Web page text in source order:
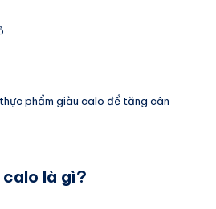
phẩm giàu calo để tăng cân
calo là gì?